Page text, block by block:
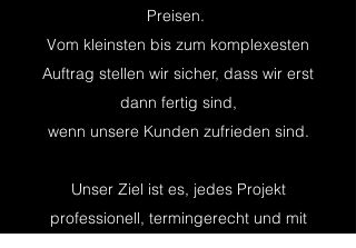
Preisen.
Vom kleinsten bis zum komplexesten
Auftrag stellen wir sicher, dass wir erst
dann fertig sind,
wenn unsere Kunden zufrieden sind.
Unser Ziel ist es, jedes Projekt
professionell, termingerecht und mit